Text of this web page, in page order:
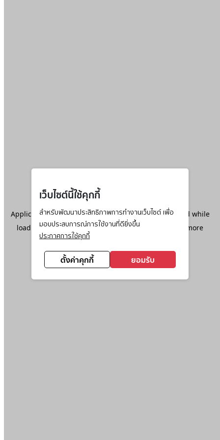
เว็บไซต์นี้ใช้คุกกี้
สำหรับพัฒนาประสิทธิภาพการทำงานเว็บไซต์ เพื่อ
มอบประสบการณ์การใช้งานที่ดียิ่งขึ้น
ประกาศการใช้คุกกี้
ตั้งค่าคุกกี้ ยอมรับ
Application error: aclient-side exception has occurred while
loadingwww.ktc.co.th(see the browser console
for more
information).